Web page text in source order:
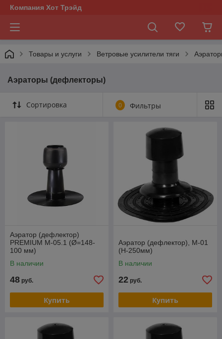
Компания Хот Трэйд
Товары и услуги Ветровые усилители тяги
Аэраторы (дефлекторы)
Сортировка 0 Фильтры
Аэратор (дефлектор)
PREMIUM М-05.1 (Ø=148-
100 мм)
В наличии
48 руб.
Купить
Аэратор (дефлектор), М-01
(Н-250мм)
В наличии
22 руб.
Купить